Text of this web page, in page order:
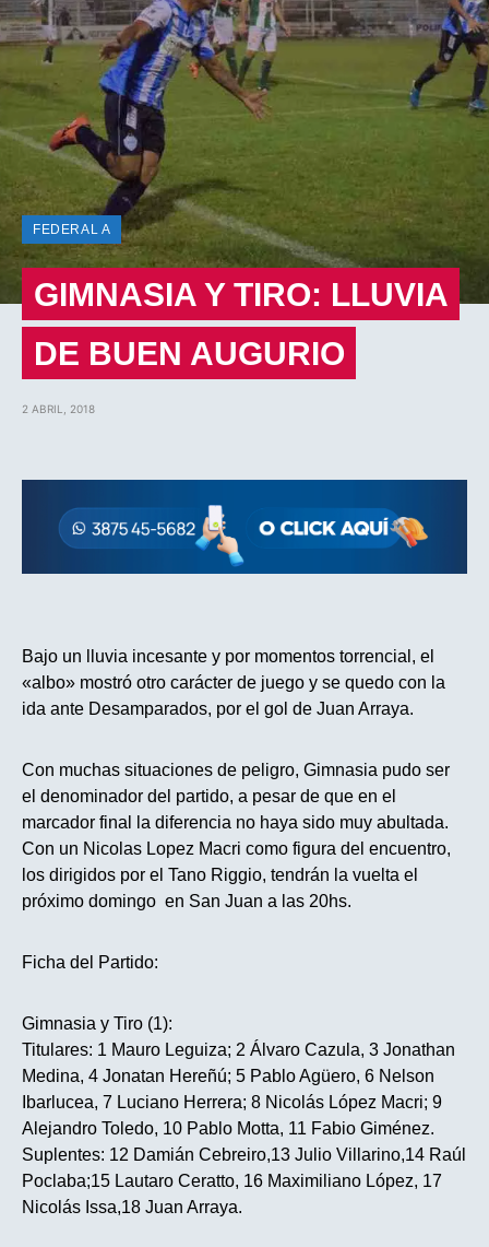
FEDERAL A
GIMNASIA Y TIRO: LLUVIA
DE BUEN AUGURIO
2 ABRIL, 2018
Bajo un lluvia incesante y por momentos torrencial, el
«albo» mostró otro carácter de juego y se quedo con la
ida ante Desamparados, por el gol de Juan Arraya.
Con muchas situaciones de peligro, Gimnasia pudo ser
el denominador del partido, a pesar de que en el
marcador final la diferencia no haya sido muy abultada.
Con un Nicolas Lopez Macri como figura del encuentro,
los dirigidos por el Tano Riggio, tendrán la vuelta el
próximo domingo en San Juan a las 20hs.
Ficha del Partido:
Gimnasia y Tiro (1):
Titulares: 1 Mauro Leguiza; 2 Álvaro Cazula, 3 Jonathan
Medina, 4 Jonatan Hereñú; 5 Pablo Agüero, 6 Nelson
Ibarlucea, 7 Luciano Herrera; 8 Nicolás López Macri; 9
Alejandro Toledo, 10 Pablo Motta, 11 Fabio Giménez.
Suplentes: 12 Damián Cebreiro,13 Julio Villarino,14 Raúl
Poclaba;15 Lautaro Ceratto, 16 Maximiliano López, 17
Nicolás Issa,18 Juan Arraya.